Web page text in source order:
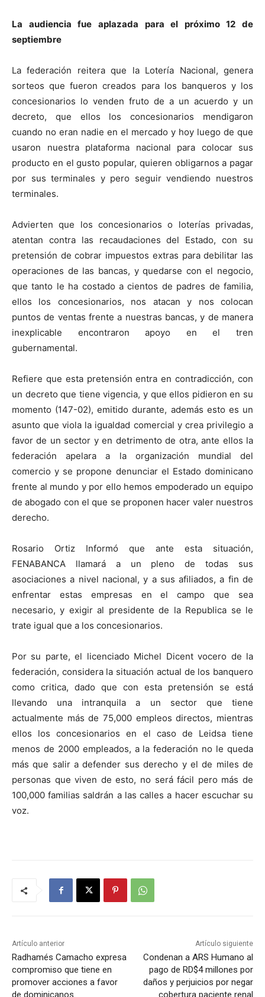
La audiencia fue aplazada para el próximo 12 de
septiembre
La federación reitera que la Lotería Nacional, genera
sorteos que fueron creados para los banqueros y los
concesionarios lo venden fruto de a un acuerdo y un
decreto, que ellos los concesionarios mendigaron
cuando no eran nadie en el mercado y hoy luego de que
usaron nuestra plataforma nacional para colocar sus
producto en el gusto popular, quieren obligarnos a pagar
por sus terminales y pero seguir vendiendo nuestros
terminales.
Advierten que los concesionarios o loterías privadas,
atentan contra las recaudaciones del Estado, con su
pretensión de cobrar impuestos extras para debilitar las
operaciones de las bancas, y quedarse con el negocio,
que tanto le ha costado a cientos de padres de familia,
ellos los concesionarios, nos atacan y nos colocan
puntos de ventas frente a nuestras bancas, y de manera
inexplicable encontraron apoyo en el tren
gubernamental.
Refiere que esta pretensión entra en contradicción, con
un decreto que tiene vigencia, y que ellos pidieron en su
momento (147-02), emitido durante, además esto es un
asunto que viola la igualdad comercial y crea privilegio a
favor de un sector y en detrimento de otra, ante ellos la
federación apelara a la organización mundial del
comercio y se propone denunciar el Estado dominicano
frente al mundo y por ello hemos empoderado un equipo
de abogado con el que se proponen hacer valer nuestros
derecho.
Rosario Ortiz Informó que ante esta situación,
FENABANCA llamará a un pleno de todas sus
asociaciones a nivel nacional, y a sus afiliados, a fin de
enfrentar estas empresas en el campo que sea
necesario, y exigir al presidente de la Republica se le
trate igual que a los concesionarios.
Por su parte, el licenciado Michel Dicent vocero de la
federación, considera la situación actual de los banquero
como critica, dado que con esta pretensión se está
llevando una intranquila a un sector que tiene
actualmente más de 75,000 empleos directos, mientras
ellos los concesionarios en el caso de Leidsa tiene
menos de 2000 empleados, a la federación no le queda
más que salir a defender sus derecho y el de miles de
personas que viven de esto, no será fácil pero más de
100,000 familias saldrán a las calles a hacer escuchar su
voz.
Artículo anterior
Radhamés Camacho expresa
compromiso que tiene en
promover acciones a favor
de dominicanos
Artículo siguiente
Condenan a ARS Humano al
pago de RD$4 millones por
daños y perjuicios por negar
cobertura paciente renal